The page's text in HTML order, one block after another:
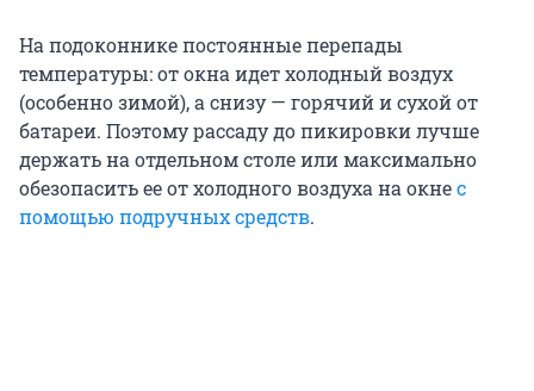
На подоконнике постоянные перепады
температуры: от окна идет холодный воздух
(особенно зимой), а снизу — горячий и сухой от
батареи. Поэтому рассаду до пикировки лучше
держать на отдельном столе или максимально
обезопасить ее от холодного воздуха на окнес
помощью подручных средств.